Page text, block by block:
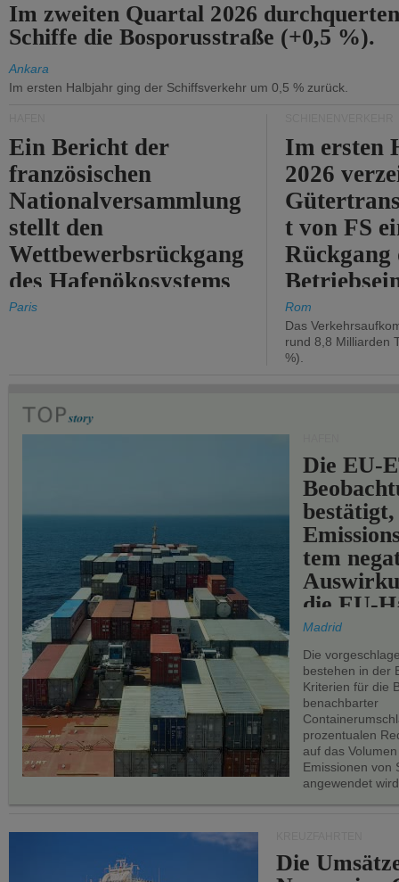
Im zweiten Quartal 2026
Schiffe die Bosporusstraße (+0,5 %).
Ankara
Im ersten Halbjahr ging der Schiffsverkehr um 0,5 % zurück.
Ein Bericht der
französischen
Nationalversammlung
stellt den
Wettbewerbsrückgang
des Hafenökosystems
des Staates fest.
Paris
Im ersten
2026
t von FS
Rückgang
um 2,7 %.
Rom
Das
rund 8,8 Milliarden
%).
Die EU-
bestätigt,
tem
die EU-
Madrid
Die
bestehen in der
Kriterien für die
benachbarter
prozentualen
auf das
Emissionen von
angewendet
Die